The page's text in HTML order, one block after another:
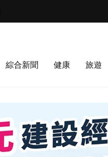
綜合新聞 健康 旅遊